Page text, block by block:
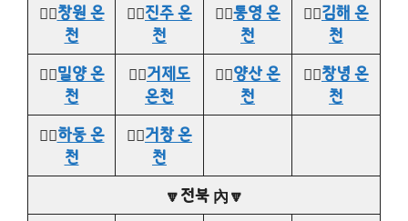
👉🏻창원 온
천
👉🏻진주 온
천
👉🏻통영 온
천
👉🏻김해 온
천
👉🏻밀양 온
천
👉🏻거제도
온천
👉🏻양산 온
천
👉🏻창녕 온
천
👉🏻하동 온
천
👉🏻거창 온
천
🔽전북 內🔽